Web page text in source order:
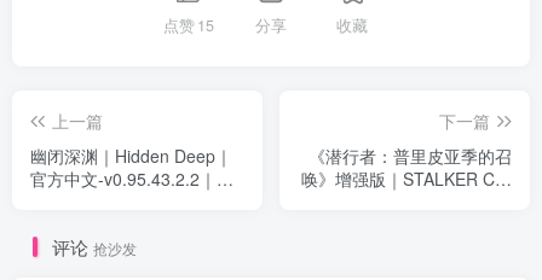
点赞15 分享 收藏
上一篇
幽闭深渊｜Hidden Deep｜
官方中文-v0.95.43.2.2｜
下一篇
《潜行者：普里皮亚季的召
唤》增强版｜STALKER Call
评论 抢沙发